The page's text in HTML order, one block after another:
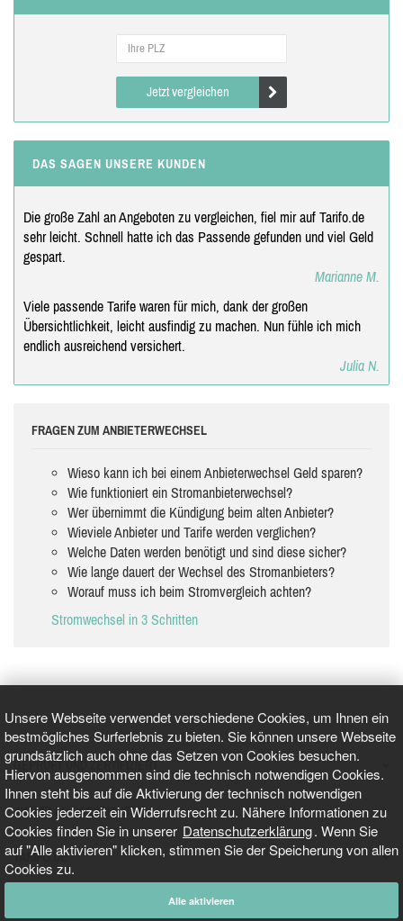
Unsere Webseite verwendet verschiedene Cookies, um Ihnen ein
bestmögliches Surferlebnis zu bieten. Sie können unsere Webseite
grundsätzlich auch ohne das Setzen von Cookies besuchen.
Hiervon ausgenommen sind die technisch notwendigen Cookies.
Ihnen steht bis auf die Aktivierung der technisch notwendigen
Cookies jederzeit ein Widerrufsrecht zu. Nähere Informationen zu
Cookies finden Sie in unserer Datenschutzerklärung. Wenn Sie
auf "Alle aktivieren" klicken, stimmen Sie der Speicherung von allen
Cookies zu.
Alle aktivieren
Jetzt vergleichen
DAS SAGEN UNSERE KUNDEN
Die große Zahl an Angeboten zu vergleichen, fiel mir auf Tarifo.de
sehr leicht. Schnell hatte ich das Passende gefunden und viel Geld
gespart.
Marianne M.
Viele passende Tarife waren für mich, dank der großen
Übersichtlichkeit, leicht ausfindig zu machen. Nun fühle ich mich
endlich ausreichend versichert.
Julia N.
FRAGEN ZUM ANBIETERWECHSEL
Wieso kann ich bei einem Anbieterwechsel Geld sparen?
Wie funktioniert ein Stromanbieterwechsel?
Wer übernimmt die Kündigung beim alten Anbieter?
Wieviele Anbieter und Tarife werden verglichen?
Welche Daten werden benötigt und sind diese sicher?
Wie lange dauert der Wechsel des Stromanbieters?
Worauf muss ich beim Stromvergleich achten?
Stromwechsel in 3 Schritten
GEPRÜFT UND ZERTIFIZIERT
AKTUELLE NACHRICHTEN
TARIFO.DE